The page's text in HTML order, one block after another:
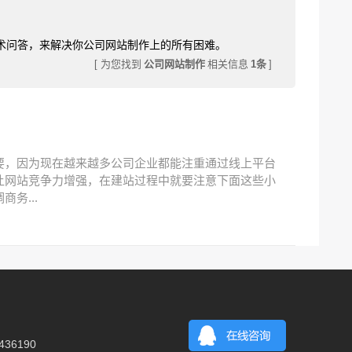
答，来解决你公司网站制作上的所有困难。
[ 为您找到 公司网站制作 相关信息 1条 ]
因为现在越来越多公司企业都能注重通过线上平台
站竞争力增强，在建站过程中就要注意下面这些小
商务...